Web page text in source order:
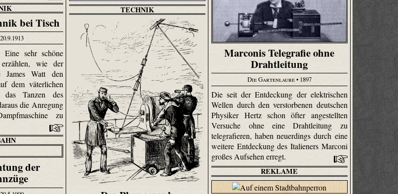
TECHNIK
Marconis Telegrafie ohne
Drahtleitung
Die Gartenlaube• 1897
Die seit der Entdeckung der elektrischen
Wellen durch den verstorbenen deutschen
Physiker Hertz schon öfter angestellten
Versuche ohne eine Drahtleitung zu
telegrafieren, haben neuerdings durch eine
weitere Entdeckung des Italieners Marconi
großes Aufsehen erregt.
bei Tisch
sehr schöne
wie der
James Watt den
dem väterlichen
das Tanzen des
die Anregung
zu
der REKLAME